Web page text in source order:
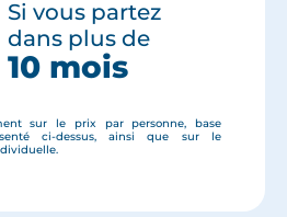
3 890
Si vous partez
dans plus de
10 mois
sur le prix par personne, base
ci-dessus, ainsi que sur le